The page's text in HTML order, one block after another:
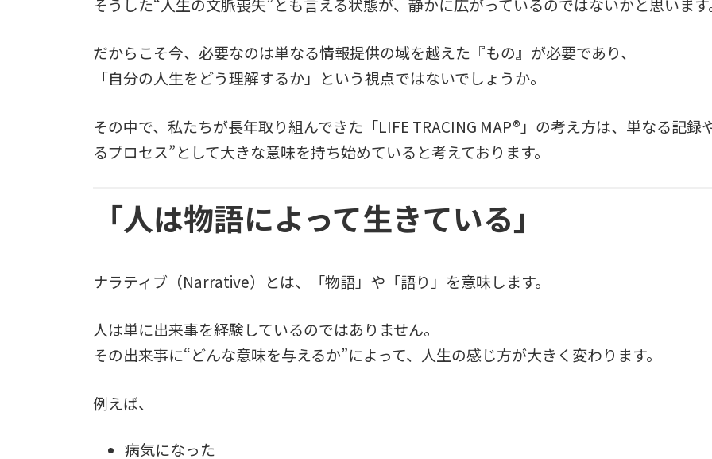
だからこそ今、必要なのは単なる情報提供の域を越えた『もの』が必要であり、
「自分の人生をどう理解するか」という視点ではないでしょうか。
その中で、私たちが長年取り組んできた「LIFE TRACING MAP®」の考え方は、単なる記
るプロセス”として大きな意味を持ち始めていると考えております。
「人は物語によって生きている」
ナラティブ（Narrative）とは、「物語」や「語り」を意味します。
人は単に出来事を経験しているのではありません。
その出来事に“どんな意味を与えるか”によって、人生の感じ方が大きく変わります。
例えば、
病気になった